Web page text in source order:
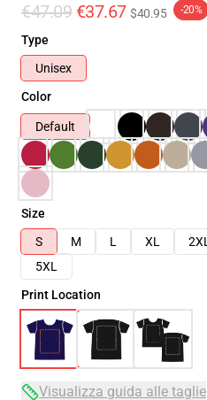
€47.09 €37.67 $40.95 -20%
Type
Unisex
Color
Default
Size
S
M L XL 2XL
5XL
Print Location
Visualizza guida alle taglie